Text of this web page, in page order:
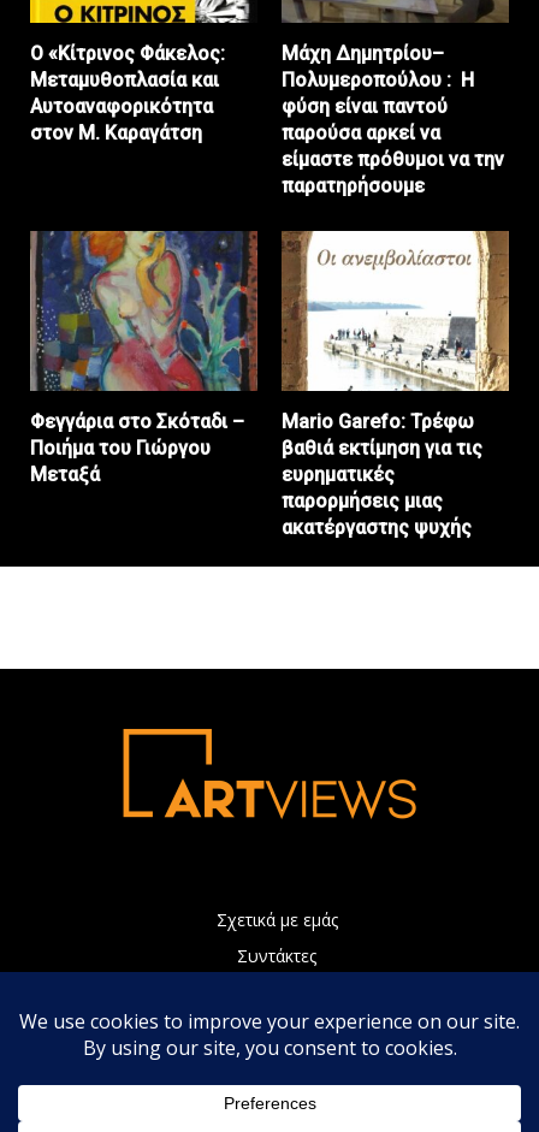
Ο «Κίτρινος Φάκελος:
Μεταμυθοπλασία και
Αυτοαναφορικότητα
στον Μ. Καραγάτση
Μάχη Δημητρίου–
Πολυμεροπούλου : Η
φύση είναι παντού
παρούσα αρκεί να
είμαστε πρόθυμοι να την
παρατηρήσουμε
Φεγγάρια στο Σκόταδι –
Ποιήμα του Γιώργου
Μεταξά
Mario Garefo: Τρέφω
βαθιά εκτίμηση για τις
ευρηματικές
παρορμήσεις μιας
ακατέργαστης ψυχής
Σχετικά με εμάς
Συντάκτες
Πολιτική Απορρήτου
Επικοινωνία
Η ιστοσελίδα μας χρησιμοποιεί Cookies τα οποία συνεισφέρουν